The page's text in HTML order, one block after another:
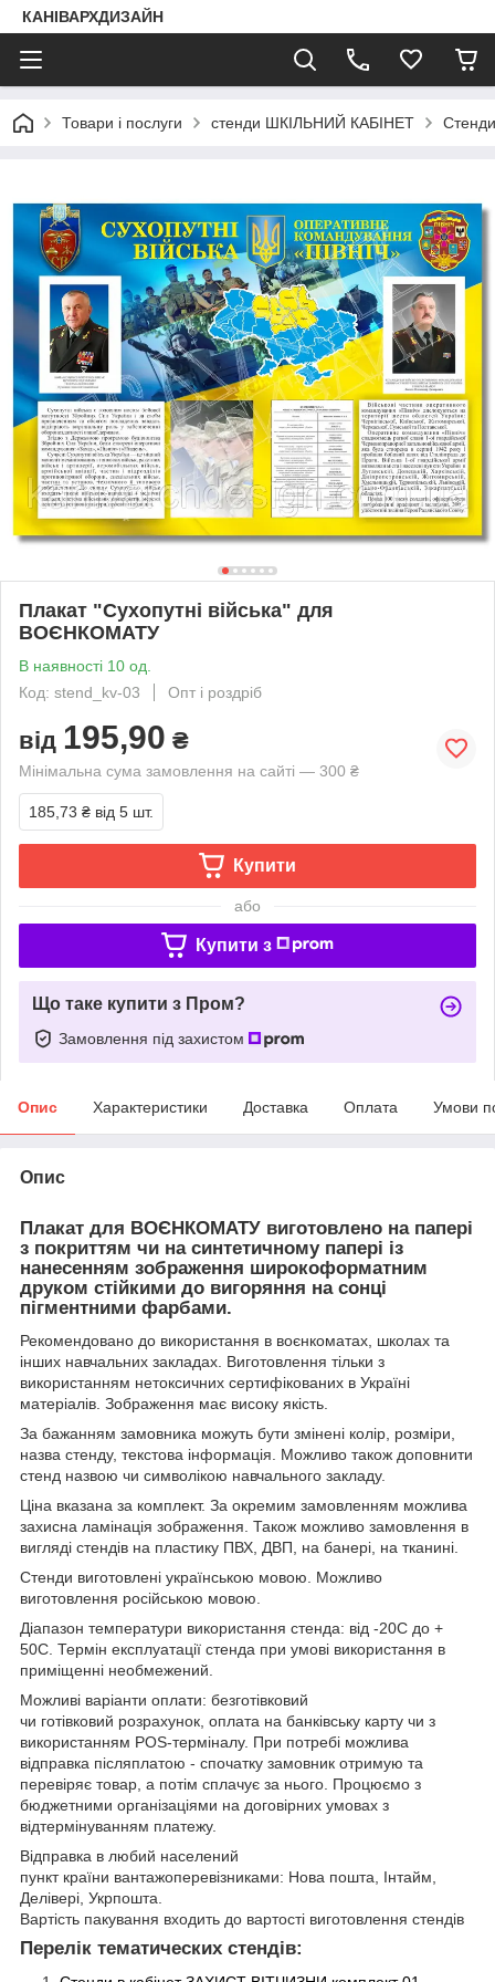
КАНІВАРХДИЗАЙН
Товари і послуги стенди ШКІЛЬНИЙ КАБІНЕТ
Плакат "Cухопутні війська" для
ВОЄНКОМАТУ
В наявності 10 од.
Код: stend_kv-03
Опт і роздріб
від 195,90 ₴
Мінімальна сума замовлення на сайті — 300 ₴
185,73 ₴ від 5 шт.
Купити
або
Купити з
Що таке купити з Пром?
Замовлення під захистом
Опис Характеристики Доставка Оплата Умови
Опис
Плакат для ВОЄНКОМАТУ виготовлено на папері
з покриттям чи на синтетичному папері із
нанесенням зображення широкоформатним
друком стійкими до вигоряння на сонці
пігментними фарбами.
Рекомендовано до використання в воєнкоматах, школах та
інших навчальних закладах. Виготовлення тільки з
використанням нетоксичних сертифікованих в Україні
матеріалів. Зображення має високу якість.
За бажанням замовника можуть бути змінені колір, розміри,
назва стенду, текстова інформація. Можливо також доповнити
стенд назвою чи символікою навчального закладу.
Ціна вказана за комплект. За окремим замовленням можлива
захисна ламінація зображення. Також можливо замовлення в
вигляді стендів на пластику ПВХ, ДВП, на банері, на тканині.
Стенди виготовлені українською мовою. Можливо
виготовлення російською мовою.
Діапазон температури використання стенда: від -20С до +
50С. Термін експлуатації стенда при умові використання в
приміщенні необмежений.
Можливі варіанти оплати: безготівковий
чи готівковий розрахунок, оплата на банківську карту чи з
використанням POS-терміналу. При потребі можлива
відправка післяплатою - спочатку замовник отримую та
перевіряє товар, а потім сплачує за нього. Процюємо з
бюджетними організаціями на договірних умовах з
відтермінуванням платежу.
Відправка в любий населений
пункт країни вантажоперевізниками: Нова пошта, Інтайм,
Делівері, Укрпошта.
Вартість пакування входить до вартості виготовлення стендів
Перелік тематических стендів: